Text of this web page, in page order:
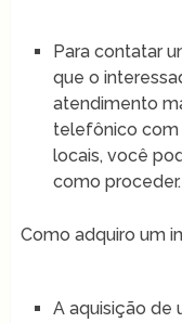
Para contatar
que o
atendimento
telefônico com
locais, você
como proceder.
Como adquiro um
A aquisição de